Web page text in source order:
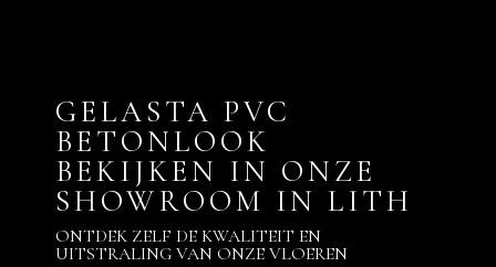
GELASTA PVC
BETONLOOK
BEKIJKEN IN ONZE
SHOWROOM IN LITH
ONTDEK ZELF DE KWALITEIT EN
UITSTRALING VAN ONZE VLOEREN